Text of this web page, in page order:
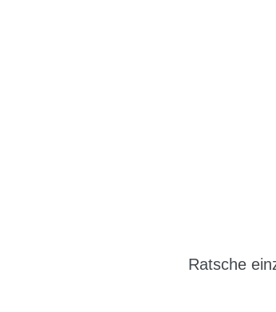
Ratsche